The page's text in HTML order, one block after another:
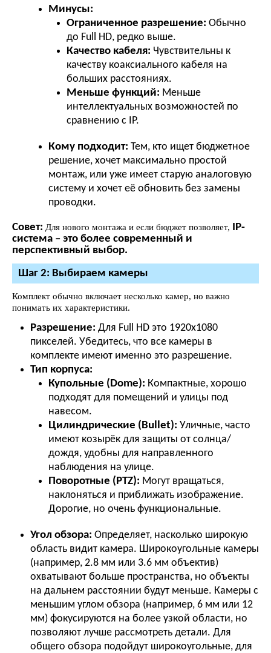
Минусы:
Ограниченное разрешение: Обычно
до Full HD, редко выше.
Качество кабеля: Чувствительны к
качеству коаксиального кабеля на
больших расстояниях.
Меньше функций: Меньше
интеллектуальных возможностей по
сравнению с IP.
Кому подходит: Тем, кто ищет бюджетное
решение, хочет максимально простой
монтаж, или уже имеет старую аналоговую
систему и хочет её обновить без замены
проводки.
Совет: Для нового монтажа и если бюджет позволяет, IP-
система – это более современный и
перспективный выбор.
Шаг 2: Выбираем камеры
Комплект обычно включает несколько камер, но важно
понимать их характеристики.
Разрешение: Для Full HD это 1920x1080
пикселей. Убедитесь, что все камеры в
комплекте имеют именно это разрешение.
Тип корпуса:
Купольные (Dome): Компактные, хорошо
подходят для помещений и улицы под
навесом.
Цилиндрические (Bullet): Уличные, часто
имеют козырёк для защиты от солнца/
дождя, удобны для направленного
наблюдения на улице.
Поворотные (PTZ): Могут вращаться,
наклоняться и приближать изображение.
Дорогие, но очень функциональные.
Угол обзора: Определяет, насколько широкую
область видит камера. Широкоугольные камеры
(например, 2.8 мм или 3.6 мм объектив)
охватывают больше пространства, но объекты
на дальнем расстоянии будут меньше. Камеры с
меньшим углом обзора (например, 6 мм или 12
мм) фокусируются на более узкой области, но
позволяют лучше рассмотреть детали. Для
общего обзора подойдут широкоугольные, для